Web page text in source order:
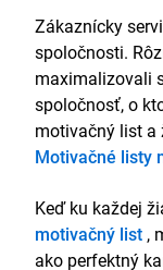
Zákaznícky
spoločnosti.
maximalizovali
spoločnosť, o
motivačný list a
Motivačné listy
Keď ku každej
motivačný list ,
ako perfektný